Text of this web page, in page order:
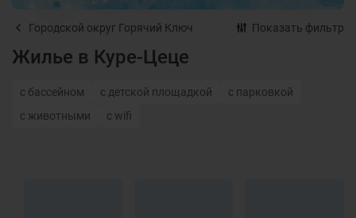
Городской округ Горячий Ключ Показать фильтр
Жилье в Куре-Цеце
с бассейном с детской площадкой
с парковкой
с животными
с wifi